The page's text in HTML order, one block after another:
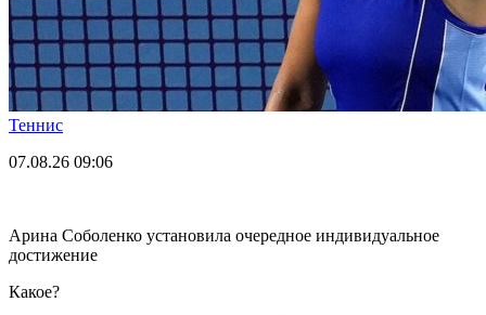
Теннис
07.08.26 09:06
Арина Соболенко установила очередное индивидуальное
достижение
Какое?